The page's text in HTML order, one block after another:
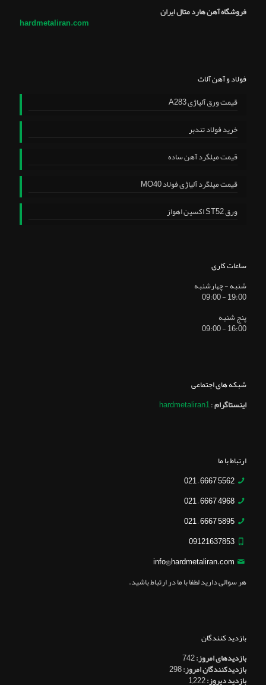
فروشگاه آهن هارد متال ایران
hardmetaliran.com
فولاد و آهن آلات
قیمت ورق آلیاژی A283
خرید فولاد تندبر
قیمت میلگرد آهن ساده
قیمت میلگرد آلیاژی فولاد MO40
ورق ST52 اکسین اهواز
ساعات کاری
شنبه - چهارشنبه
19:00 - 09:00
پنج شنبه
16:00 - 09:00
شبکه های اجتماعی
اینستاگرام:
hardmetaliran1
ارتباط با ما
5562 6667 – 021
4968 6667 – 021
5895 6667 – 021
09121637853
info@hardmetaliran.com
هر سوالی دارید لطفا با ما در ارتباط باشید.
بازدید کنندگان
بازدیدهای امروز:742
بازدیدکنندگان امروز:298
بازدید دیروز:1,222